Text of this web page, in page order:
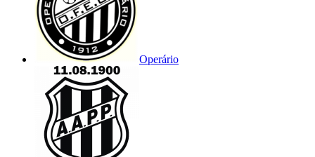
Operário